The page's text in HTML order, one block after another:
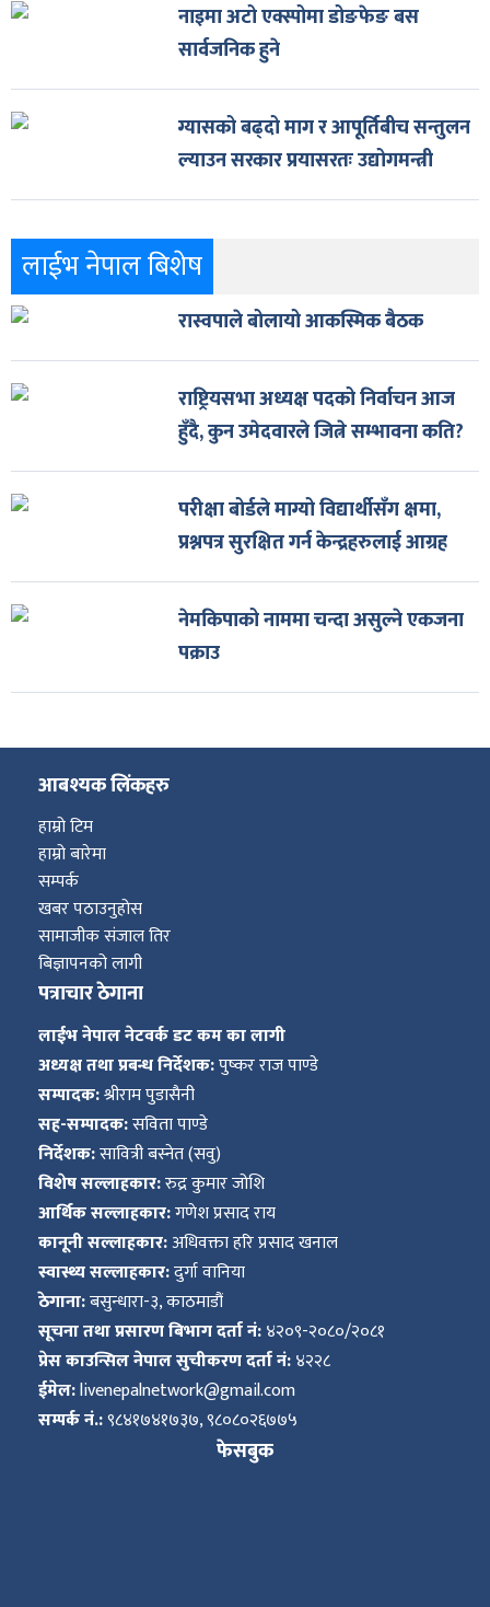
नाइमा अटो एक्स्पोमा डोङफेङ बस
सार्वजनिक हुने
ग्यासको बढ्दो माग र आपूर्तिबीच सन्तुलन
ल्याउन सरकार प्रयासरतः उद्योगमन्त्री
लाईभ नेपाल बिशेष
रास्वपाले बोलायो आकस्मिक बैठक
राष्ट्रियसभा अध्यक्ष पदको निर्वाचन आज
हुँदै, कुन उमेदवारले जित्ने सम्भावना कति?
परीक्षा बोर्डले माग्यो विद्यार्थीसँग क्षमा,
प्रश्नपत्र सुरक्षित गर्न केन्द्रहरुलाई आग्रह
नेमकिपाको नाममा चन्दा असुल्ने एकजना
पक्राउ
आबश्यक लिंकहरु
हाम्रो टिम
हाम्रो बारेमा
सम्पर्क
खबर पठाउनुहोस
सामाजीक संजाल तिर
बिज्ञापनको लागी
पत्राचार ठेगाना
लाईभ नेपाल नेटवर्क डट कम का लागी
अध्यक्ष तथा प्रबन्ध निर्देशक:पुष्कर राज पाण्डे
सम्पादक:श्रीराम पुडासैनी
सह-सम्पादक:सविता पाण्डे
निर्देशक:सावित्री बस्नेत (सवु)
विशेष सल्लाहकार:रुद्र कुमार जोशि
आर्थिक सल्लाहकार:गणेश प्रसाद राय
कानूनी सल्लाहकार:अधिवक्ता हरि प्रसाद खनाल
स्वास्थ्य सल्लाहकार:दुर्गा वानिया
ठेगाना:बसुन्धारा-३, काठमाडौं
सूचना तथा प्रसारण बिभाग दर्ता नं:४२०९-२०८०/२०८१
प्रेस काउन्सिल नेपाल सुचीकरण दर्ता नं:४२२८
ईमेल:livenepalnetwork@gmail.com
सम्पर्क नं.:९८४१७४१७३७, ९८०८०२६७७५
फेसबुक